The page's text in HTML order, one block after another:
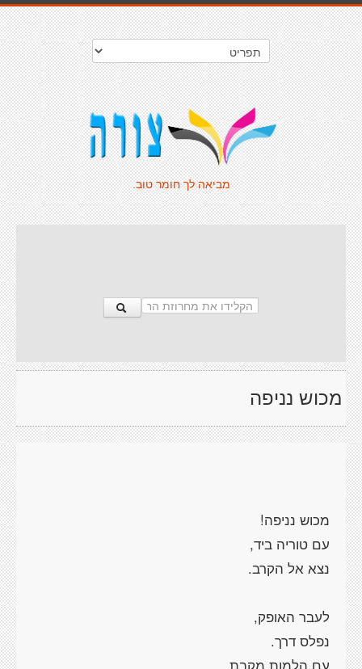
מביאה לך חומר טוב.
מכוש נניפה